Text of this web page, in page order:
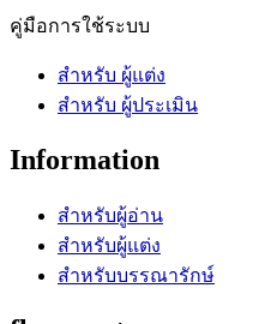
คู่มือการใช้ระบบ
สำหรับ ผู้แต่ง
สำหรับ ผู้ประเมิน
Information
สำหรับผู้อ่าน
สำหรับผู้แต่ง
สำหรับบรรณารักษ์